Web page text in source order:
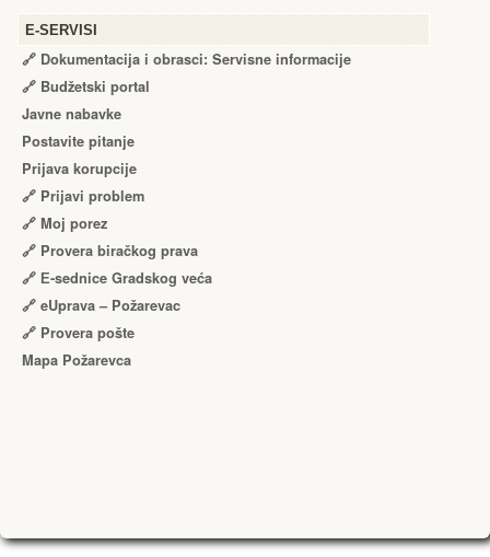
Е-SERVISI
🔗 Dokumentacija i obrasci: Servisne informacije
🔗 Budžetski portal
Javne nabavke
Postavite pitanje
Prijava korupcije
🔗 Prijavi problem
🔗 Moj porez
🔗 Provera biračkog prava
🔗 Е-sednice Gradskog veća
🔗 eUprava – Požarevac
🔗 Provera pošte
Mapa Požarevca